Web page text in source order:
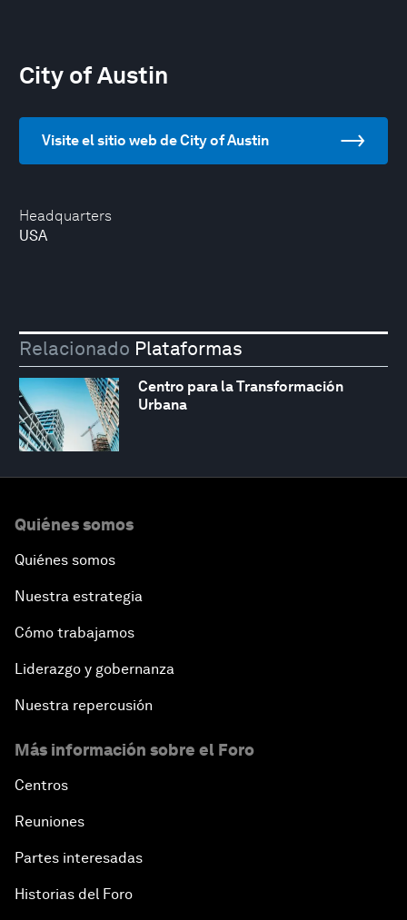
Headquarters
USA
City of Austin
Visite el sitio web de City of Austin
Relacionado Plataformas
Centro para la Transformación
Urbana
Quiénes somos
Quiénes somos
Nuestra estrategia
Cómo trabajamos
Liderazgo y gobernanza
Nuestra repercusión
Más información sobre el Foro
Centros
Reuniones
Partes interesadas
Historias del Foro